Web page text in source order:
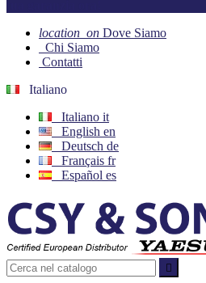
location_on Dove Siamo
Chi Siamo
Contatti
Italiano
Italiano it
English en
Deutsch de
Français fr
Español es
